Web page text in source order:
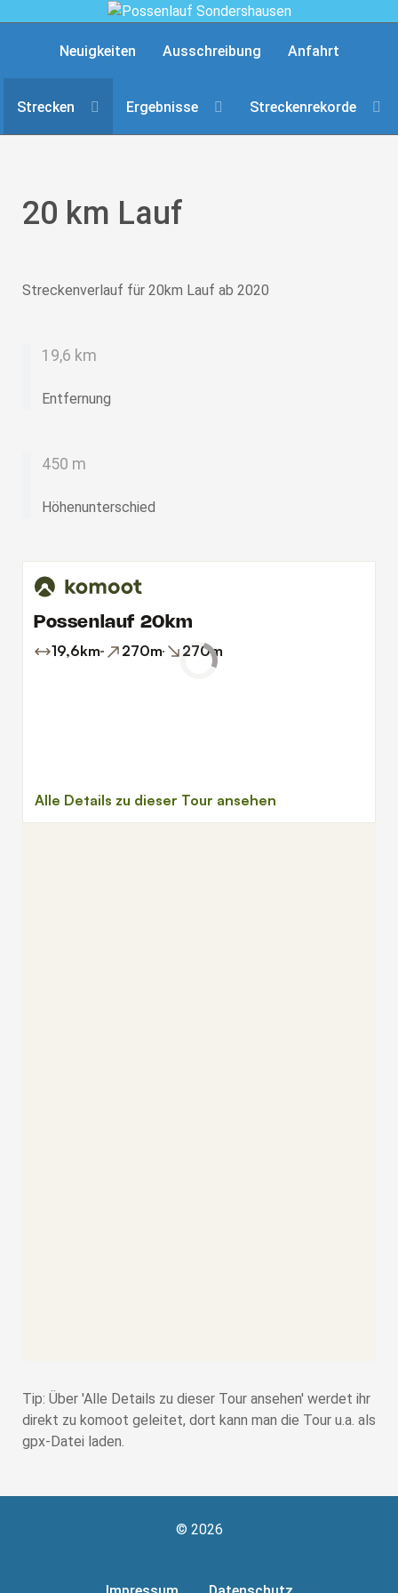
Neuigkeiten Ausschreibung Anfahrt
Strecken Ergebnisse Streckenrekorde
20 km Lauf
Streckenverlauf für 20km Lauf ab 2020
19,6 km
Entfernung
450 m
Höhenunterschied
Tip: Über 'Alle Details zu dieser Tour ansehen' werdet ihr
direkt zu komoot geleitet, dort kann man die Tour u.a. als
gpx-Datei laden.
© 2026